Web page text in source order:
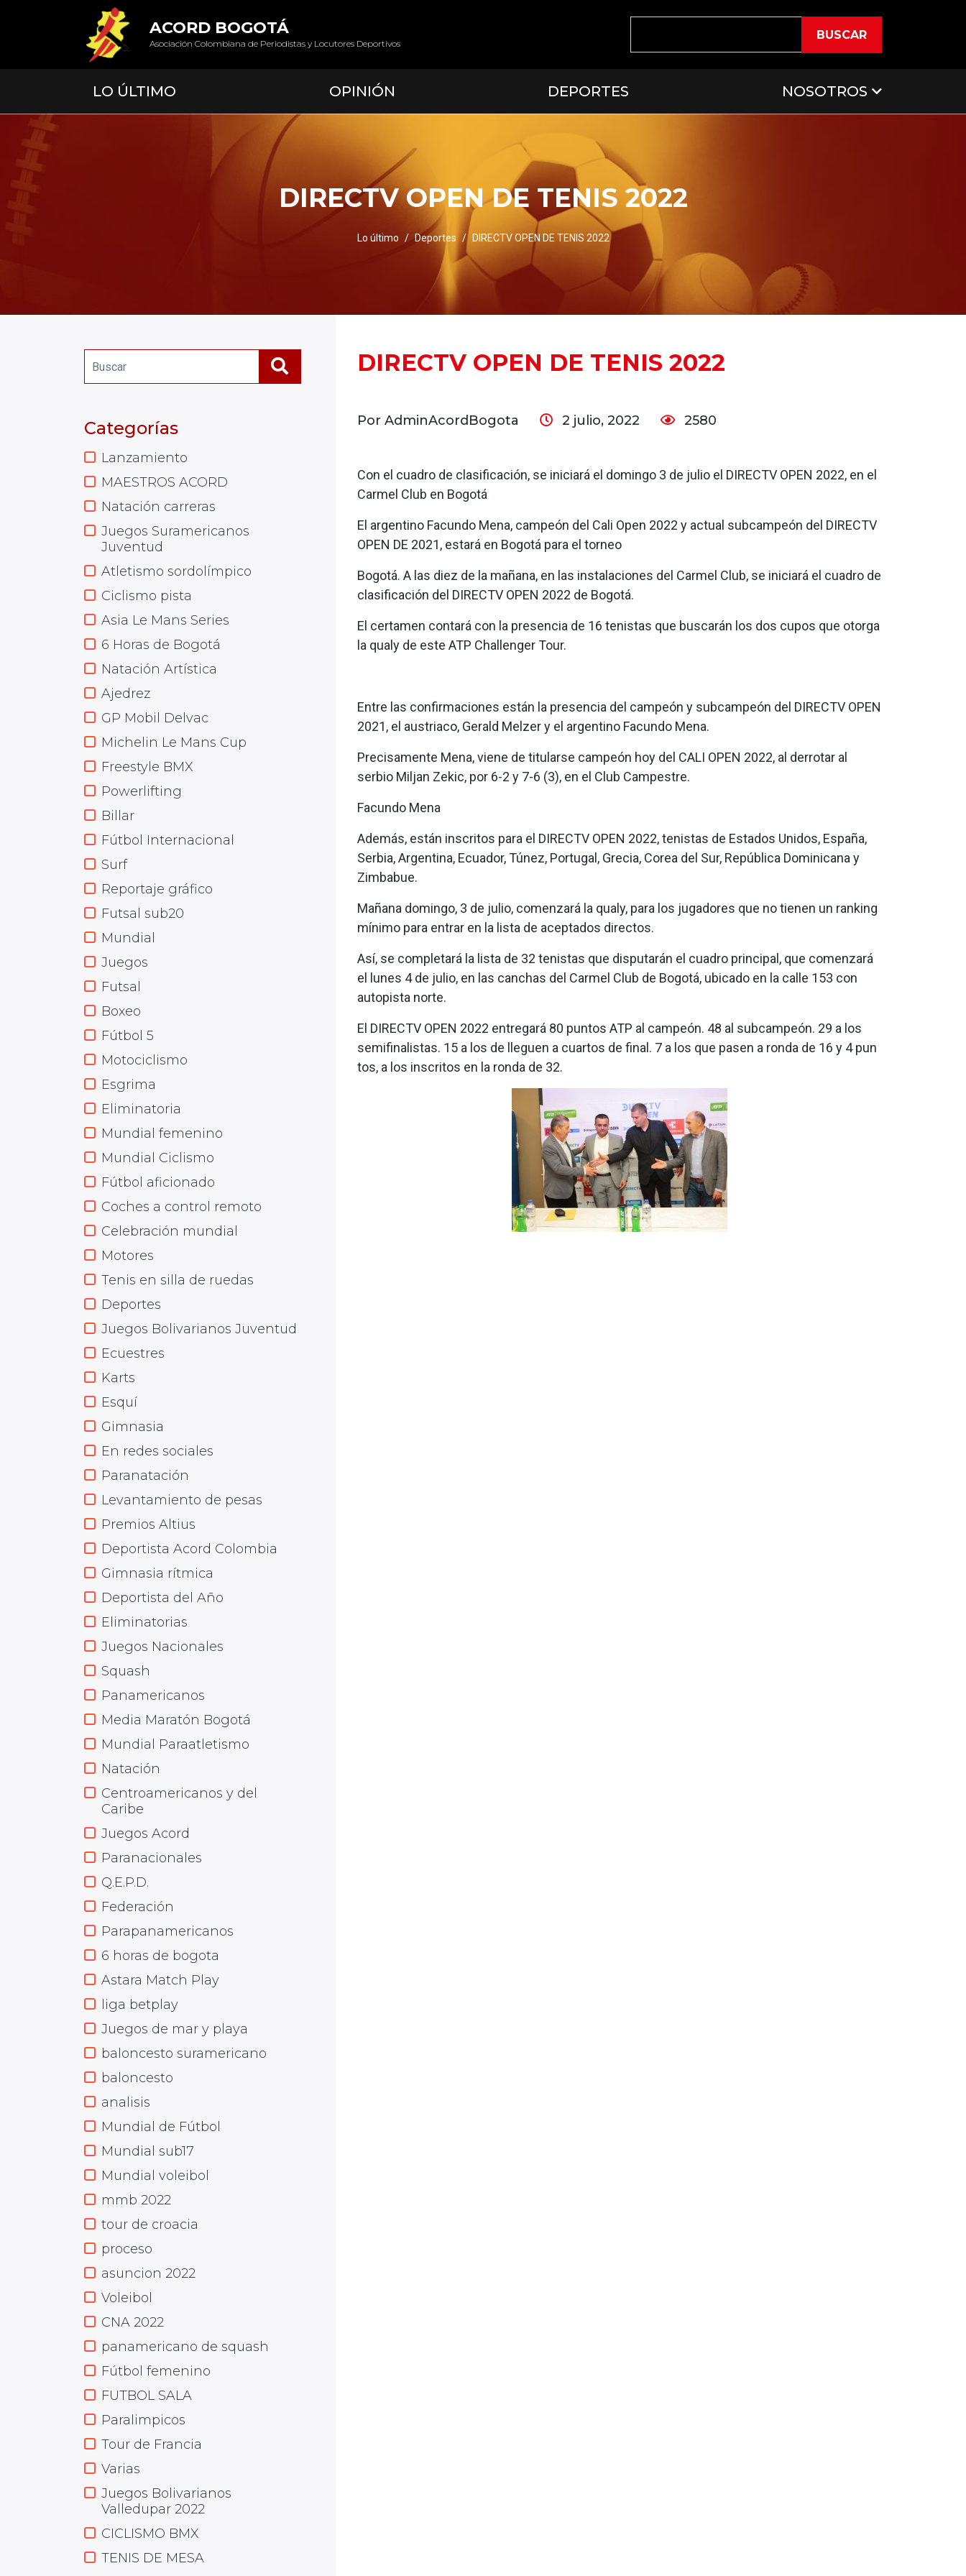
ACORD BOGOTÁ
Asociación Colombiana de Periodistas y Locutores Deportivos
BUSCAR
LO ÚLTIMO OPINIÓN DEPORTES NOSOTROS
DIRECTV OPEN DE TENIS 2022
Lo último Deportes DIRECTV OPEN DE TENIS 2022
Categorías
Lanzamiento
MAESTROS ACORD
Natación carreras
Juegos Suramericanos
Juventud
Atletismo sordolímpico
Ciclismo pista
Asia Le Mans Series
6 Horas de Bogotá
Natación Artística
Ajedrez
GP Mobil Delvac
Michelin Le Mans Cup
Freestyle BMX
Powerlifting
Billar
Fútbol Internacional
Surf
Reportaje gráfico
Futsal sub20
Mundial
Juegos
Futsal
Boxeo
Fútbol 5
Motociclismo
Esgrima
Eliminatoria
Mundial femenino
Mundial Ciclismo
Fútbol aficionado
Coches a control remoto
Celebración mundial
Motores
Tenis en silla de ruedas
Deportes
Juegos Bolivarianos Juventud
Ecuestres
Karts
Esquí
Gimnasia
En redes sociales
Paranatación
Levantamiento de pesas
Premios Altius
Deportista Acord Colombia
Gimnasia rítmica
Deportista del Año
Eliminatorias
Juegos Nacionales
Squash
Panamericanos
Media Maratón Bogotá
Mundial Paraatletismo
Natación
Centroamericanos y del
Caribe
Juegos Acord
Paranacionales
Q.E.P.D.
Federación
Parapanamericanos
6 horas de bogota
Astara Match Play
liga betplay
Juegos de mar y playa
baloncesto suramericano
baloncesto
analisis
Mundial de Fútbol
Mundial sub17
Mundial voleibol
mmb 2022
tour de croacia
proceso
asuncion 2022
Voleibol
CNA 2022
panamericano de squash
Fútbol femenino
FUTBOL SALA
Paralimpicos
Tour de Francia
Varias
Juegos Bolivarianos
Valledupar 2022
CICLISMO BMX
TENIS DE MESA
DIRECTV OPEN DE TENIS 2022
Por AdminAcordBogota 2 julio, 2022 2580
Con el cuadro de clasificación, se iniciará el domingo 3 de julio el DIRECTV OPEN 2022, en el
Carmel Club en Bogotá
El argentino Facundo Mena, campeón del Cali Open 2022 y actual subcampeón del DIRECTV
OPEN DE 2021, estará en Bogotá para el torneo
Bogotá. A las diez de la mañana, en las instalaciones del Carmel Club, se iniciará el cuadro de
clasificación del DIRECTV OPEN 2022 de Bogotá.
El certamen contará con la presencia de 16 tenistas que buscarán los dos cupos que otorga
la qualy de este ATP Challenger Tour.
Entre las confirmaciones están la presencia del campeón y subcampeón del DIRECTV OPEN
2021, el austriaco, Gerald Melzer y el argentino Facundo Mena.
Precisamente Mena, viene de titularse campeón hoy del CALI OPEN 2022, al derrotar al
serbio Miljan Zekic, por 6-2 y 7-6 (3), en el Club Campestre.
Facundo Mena
Además, están inscritos para el DIRECTV OPEN 2022, tenistas de Estados Unidos, España,
Serbia, Argentina, Ecuador, Túnez, Portugal, Grecia, Corea del Sur, República Dominicana y
Zimbabue.
Mañana domingo, 3 de julio, comenzará la qualy, para los jugadores que no tienen un ranking
mínimo para entrar en la lista de aceptados directos.
Así, se completará la lista de 32 tenistas que disputarán el cuadro principal, que comenzará
el lunes 4 de julio, en las canchas del Carmel Club de Bogotá, ubicado en la calle 153 con
autopista norte.
El DIRECTV OPEN 2022 entregará 80 puntos ATP al campeón. 48 al subcampeón. 29 a los
semifinalistas. 15 a los de lleguen a cuartos de final. 7 a los que pasen a ronda de 16 y 4 pun
tos, a los inscritos en la ronda de 32.